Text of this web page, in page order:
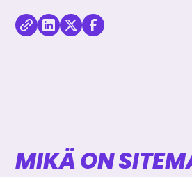
KopioiJaa
Jaa
kirjoitus
Jaa
MIKÄ ON